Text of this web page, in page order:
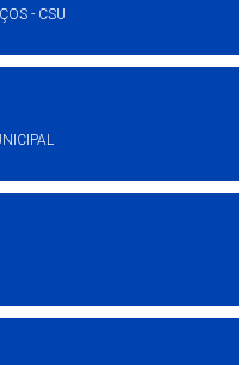
- CSU